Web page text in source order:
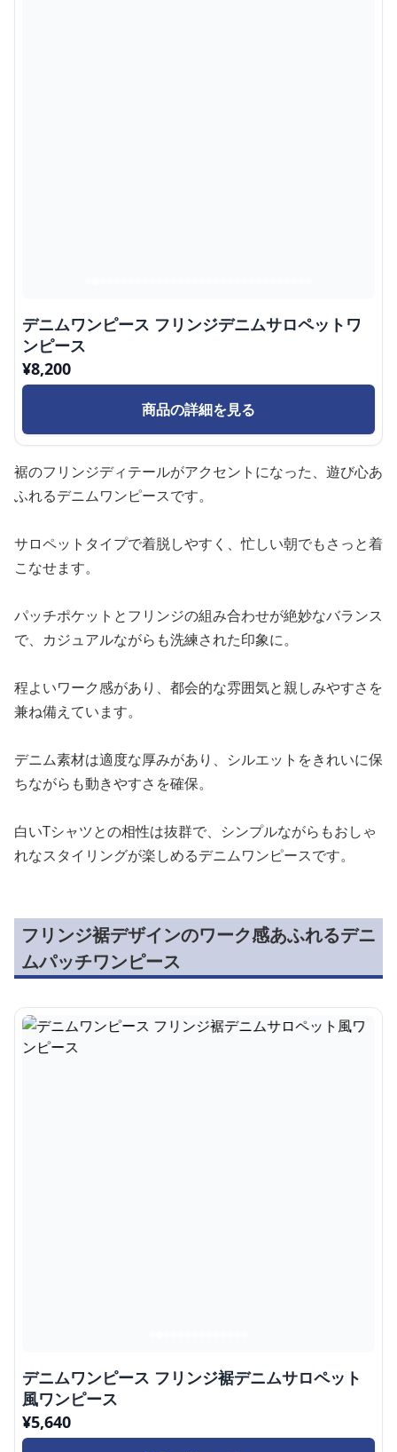
デニムワンピース フリンジデニムサロペットワ
ンピース
¥8,200
商品の詳細を見る
裾のフリンジディテールがアクセントになった、遊び心あ
ふれるデニムワンピースです。
サロペットタイプで着脱しやすく、忙しい朝でもさっと着
こなせます。
パッチポケットとフリンジの組み合わせが絶妙なバランス
で、カジュアルながらも洗練された印象に。
程よいワーク感があり、都会的な雰囲気と親しみやすさを
兼ね備えています。
デニム素材は適度な厚みがあり、シルエットをきれいに保
ちながらも動きやすさを確保。
白いTシャツとの相性は抜群で、シンプルながらもおしゃ
れなスタイリングが楽しめるデニムワンピースです。
フリンジ裾デザインのワーク感あふれるデニ
ムパッチワンピース
デニムワンピース フリンジ裾デニムサロペット
風ワンピース
¥5,640